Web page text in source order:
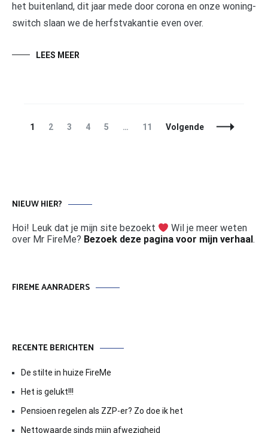
het buitenland, dit jaar mede door corona en onze woning-
switch slaan we de herfstvakantie even over.
LEES MEER
Berichtnavigatie
Pagina
1 Pagina
2 Pagina
3 Pagina
4 Pagina
5 … Pagina
11 Volgende
NIEUW HIER?
Hoi! Leuk dat je mijn site bezoekt
Wil je meer weten
over Mr FireMe? Bezoek deze pagina voor mijn verhaal.
FIREME AANRADERS
RECENTE BERICHTEN
De stilte in huize FireMe
Het is gelukt!!!
Pensioen regelen als ZZP-er? Zo doe ik het
Nettowaarde sinds mijn afwezigheid